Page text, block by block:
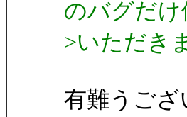
のバグだけ
>いただき
有難うござ